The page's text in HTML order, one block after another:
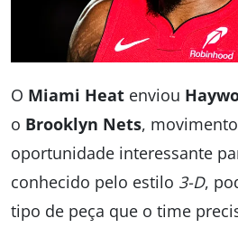
O Miami Heat enviou
o Brooklyn Nets,
oportunidade interessante
conhecido pelo estilo 3-D,
tipo de peça que o time